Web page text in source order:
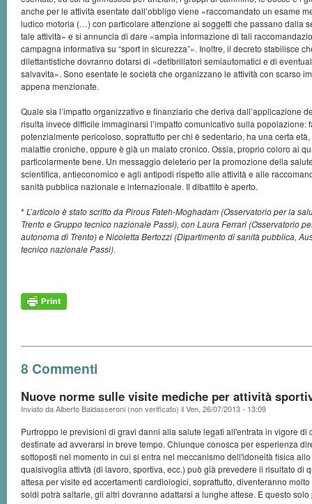
anche per le attività esentate dall’obbligo viene «raccomandato un esame
ludico motoria (…) con particolare attenzione ai soggetti che passano dalla
tale attività» e si annuncia di dare «ampia informazione di tali
campagna informativa su “sport in sicurezza”». Inoltre, il decreto stabilisce
dilettantistiche dovranno dotarsi di «defibrillatori semiautomatici e di
salvavita». Sono esentate le società che organizzano le attività con scarso
appena menzionate.
Quale sia l’impatto organizzativo e finanziario che deriva dall’applicazione
risulta invece difficile immaginarsi l’impatto comunicativo sulla popolazione:
potenzialmente pericoloso, soprattutto per chi è sedentario, ha una certa
malattie croniche, oppure è già un malato cronico. Ossia, proprio coloro ai
particolarmente bene. Un messaggio deleterio per la promozione della
scientifica, antieconomico e agli antipodi rispetto alle attività e alle
sanità pubblica nazionale e internazionale. Il dibattito è aperto.
* L’articolo è stato scritto da Pirous Fateh-Moghadam (Osservatorio per la
Trento e Gruppo tecnico nazionale Passi), con Laura Ferrari (Osservatorio
autonoma di Trento) e Nicoletta Bertozzi (Dipartimento di sanità pubblica,
tecnico nazionale Passi).
8 Commenti
Nuove norme sulle visite mediche per attività
Inviato daAlberto Baldasseroni (non verificato) ilVen, 26/07/2013 - 13:09
Purtroppo le previsioni di gravi danni alla salute legati all'entrata in vigore di
destinate ad avverarsi in breve tempo. Chiunque conosca per esperienza
sottoposti nel momento in cui si entra nel meccanismo dell'idoneità fisica
qualsivoglia attivtà (di lavoro, sportiva, ecc.) può già prevedere il risultato di
attesa per visite ed accertamenti cardiologici, soprattutto, diventeranno
soldi potrà saltarle, gli altri dovranno adattarsi a lunghe attese. E questo